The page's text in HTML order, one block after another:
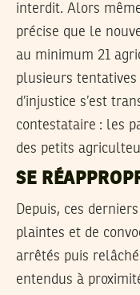
interdit. Alors
précise que le
au minimum 21
plusieurs
d’injustice s’est
contestataire : les
des petits
SE
Depuis, ces
plaintes et de
arrêtés puis
entendus à